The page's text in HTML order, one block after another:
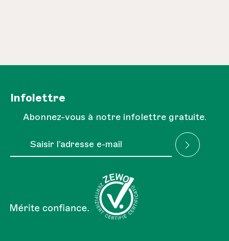
Infolettre
Abonnez-vous à notre infolettre gratuite.
Adresse e-mail*
Les champs marqués d'un astérisque (*) sont obligatoires.